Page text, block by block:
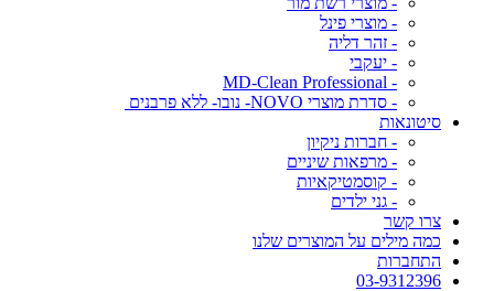
- מוצרי פינל
- זהר דליה
- יעקבי
- MD-Clean Professional
- סדרת מוצרי NOVO- נובו- ללא פרבנים
סיטונאות
- חברות ניקיון
- מרפאות שיניים
- קוסמטיקאיות
- גני ילדים
צרו קשר
כמה מילים על המוצרים שלנו
התחברות
03-9312396